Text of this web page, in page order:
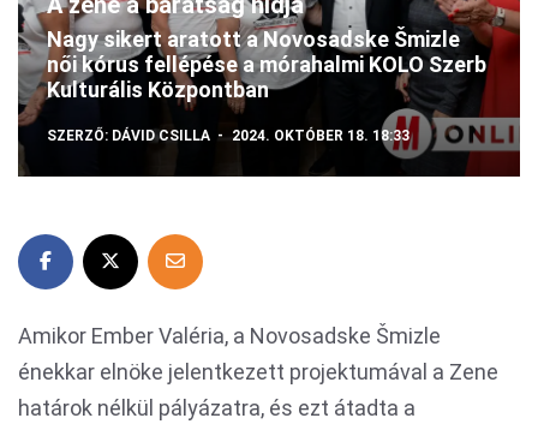
Nagy sikert aratott a Novosadske Šmizle
női kórus fellépése a mórahalmi KOLO Szerb
Kulturális Központban
SZERZŐ: DÁVID CSILLA 2024. OKTÓBER 18. 18:33
Amikor Ember Valéria, a Novosadske Šmizle
énekkar elnöke jelentkezett projektumával a Zene
határok nélkül pályázatra, és ezt átadta a